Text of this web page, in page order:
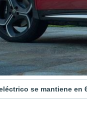
se mantiene en